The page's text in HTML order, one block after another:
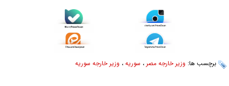
برچسب ها: وزیر خارجه مصر ، سوریه ، وزیر خارجه سوریه